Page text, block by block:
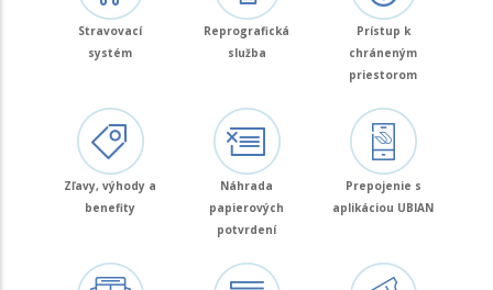
Stravovací
systém
Reprografická
služba
Prístup k
chráneným
priestorom
Zľavy, výhody a
benefity
Náhrada
papierových
potvrdení
Prepojenie s
aplikáciou UBIAN